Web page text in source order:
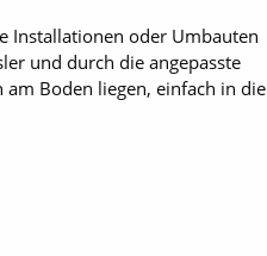
Installationen oder Umbauten
und durch die angepasste
Boden liegen, einfach in die